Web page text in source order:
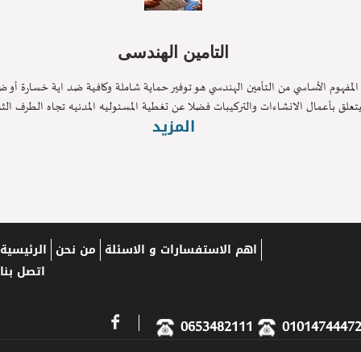
التامين الهندسى
الأساسي من التأمين الهندسي هو توفير حماية شاملة وكافية ضد اية خسارة أو ضرر
بأعمال الانشاءات والتركيبات فضلا عن تغطية المسئوليه المدنيه تجاه الطرف الثالث
المزيد
الرئيسية من نحن اهم الاستفسارات و الاسئلة
اتصل بنا
0653482111